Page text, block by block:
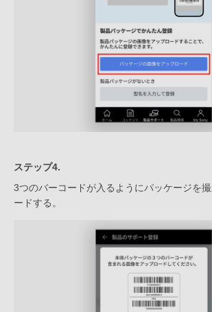
ステップ4.
3つのバーコードが入るようにパッケージを
ードする。